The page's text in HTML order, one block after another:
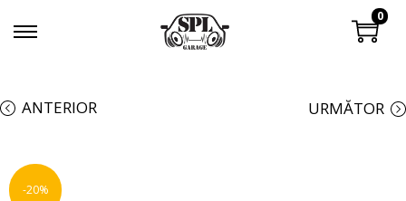
0
ANTERIOR URMĂTOR
-20%